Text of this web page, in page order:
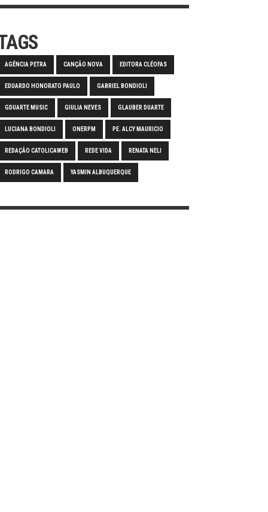
AGÊNCIA PETRA CANÇÃO NOVA EDITORA CLÉOFAS
EDUARDO HONORATO PAULO GABRIEL BONDIOLI
GDUARTE MUSIC GIULIA NEVES GLAUBER DUARTE
LUCIANA BONDIOLI ONERPM PE. ALCY MAURICIO
REDAÇÃO CATOLICAWEB REDE VIDA RENATA NELI
RODRIGO CAMARA YASMIN ALBUQUERQUE